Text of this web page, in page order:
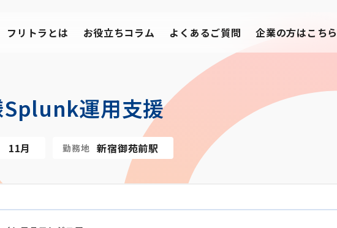
フリトラとは お役立ちコラム よくあるご質問 企業の方はこちら
Splunk運用支援
11月 勤務地 新宿御苑前駅